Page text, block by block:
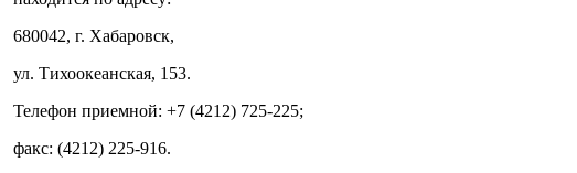
680042, г. Хабаровск,
ул. Тихоокеанская, 153.
Телефон приемной: +7 (4212) 725-225;
факс: (4212) 225-916.